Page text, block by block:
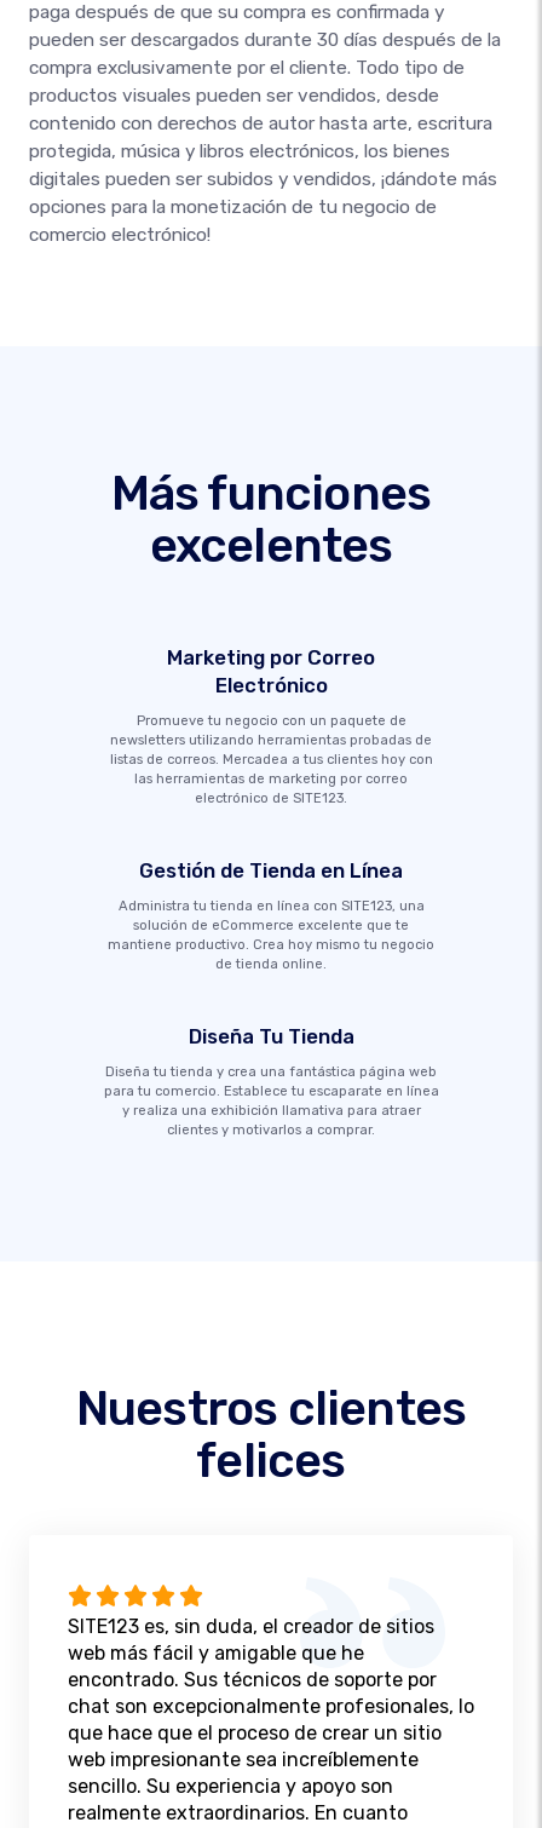
paga después de que su compra es confirmada y
pueden ser descargados durante 30 días después de la
compra exclusivamente por el cliente. Todo tipo de
productos visuales pueden ser vendidos, desde
contenido con derechos de autor hasta arte, escritura
protegida, música y libros electrónicos, los bienes
digitales pueden ser subidos y vendidos, ¡dándote más
opciones para la monetización de tu negocio de
comercio electrónico!
Más funciones
excelentes
Marketing por Correo
Electrónico
Promueve tu negocio con un paquete de
newsletters utilizando herramientas probadas de
listas de correos. Mercadea a tus clientes hoy con
las herramientas de marketing por correo
electrónico de SITE123.
Gestión de Tienda en Línea
Administra tu tienda en línea con SITE123, una
solución de eCommerce excelente que te
mantiene productivo. Crea hoy mismo tu negocio
de tienda online.
Diseña Tu Tienda
Diseña tu tienda y crea una fantástica página web
para tu comercio. Establece tu escaparate en línea
y realiza una exhibición llamativa para atraer
clientes y motivarlos a comprar.
Nuestros clientes
felices
SITE123 es, sin duda, el creador de sitios
web más fácil y amigable que he
encontrado. Sus técnicos de soporte por
chat son excepcionalmente profesionales, lo
que hace que el proceso de crear un sitio
web impresionante sea increíblemente
sencillo. Su experiencia y apoyo son
realmente extraordinarios. En cuanto